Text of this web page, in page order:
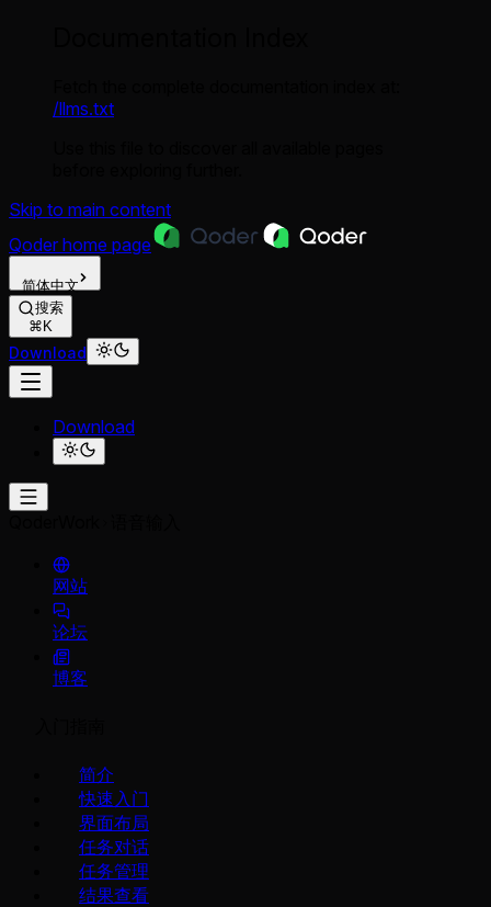
/llms.txt
Skip to main content
Qoder home page
简体中文
搜索
⌘K
Download
Download
网站
论坛
博客
简介
快速入门
界面布局
任务对话
任务管理
结果查看